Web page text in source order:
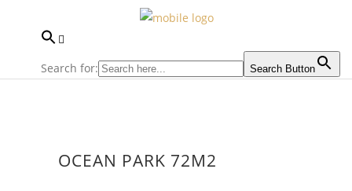
Search for: Search Button
OCEAN PARK 72M2